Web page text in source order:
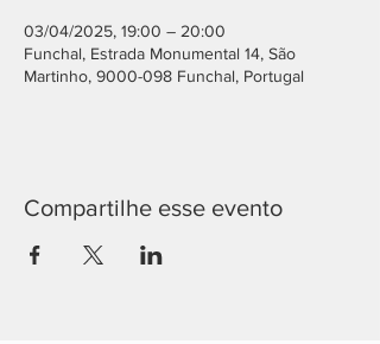
03/04/2025, 19:00 – 20:00
Funchal, Estrada Monumental 14, São
Martinho, 9000-098 Funchal, Portugal
Compartilhe esse evento